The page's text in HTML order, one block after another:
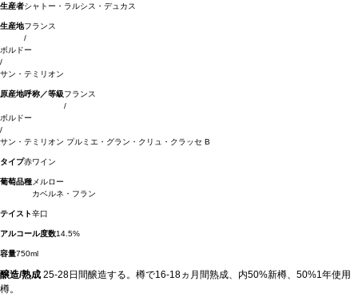
生産者シャトー・ラルシス・デュカス
生産地フランス
/
ボルドー
/
サン・テミリオン
原産地呼称／等級フランス
/
ボルドー
/
サン・テミリオン プルミエ・グラン・クリュ・クラッセ B
タイプ赤ワイン
葡萄品種メルロー
カベルネ・フラン
テイスト辛口
アルコール度数14.5%
容量750ml
醸造/熟成 25-28日間醸造する。樽で16-18ヵ月間熟成、内50%新樽、50%1年使用
樽。